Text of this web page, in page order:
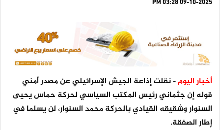
09-10-2025 03:28 PM
أخبار اليوم- نقلت إذاعة الجيش الإسرائيلي عن مصدر أمني
قوله إن جثماني رئيس المكتب السياسي لحركة حماس يحيى
السنوار وشقيقه القيادي بالحركة محمد السنوار، لن يسلما في
إطار الصفقة.